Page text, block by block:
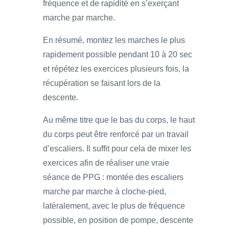
fréquence et de rapidité en s’exerçant
marche par marche.
En résumé, montez les marches le plus
rapidement possible pendant 10 à 20 sec
et répétez les exercices plusieurs fois, la
récupération se faisant lors de la
descente.
Au même titre que le bas du corps, le haut
du corps peut être renforcé par un travail
d’escaliers. Il suffit pour cela de mixer les
exercices afin de réaliser une vraie
séance de PPG : montée des escaliers
marche par marche à cloche-pied,
latéralement, avec le plus de fréquence
possible, en position de pompe, descente